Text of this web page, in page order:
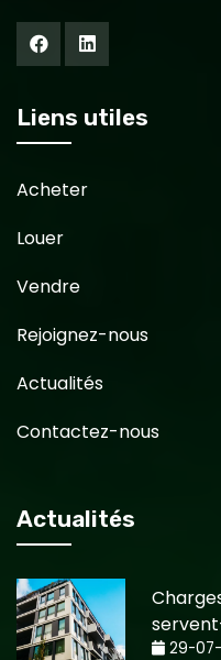
Liens utiles
Acheter
Louer
Vendre
Rejoignez-nous
Actualités
Contactez-nous
Actualités
29-